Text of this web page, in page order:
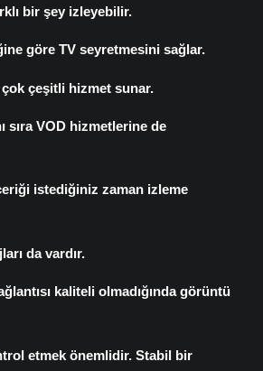
bir şey izleyebilir.
göre TV seyretmesini sağlar.
çok çeşitli hizmet sunar.
sıraVOD hizmetlerine de
istediğiniz zaman izleme
da vardır.
kaliteli olmadığında görüntü
etmek önemlidir. Stabil bir